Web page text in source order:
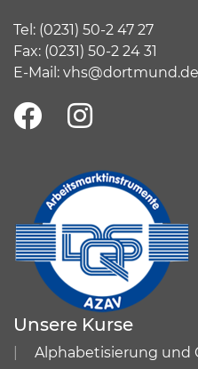
Tel: (0231) 50-2 47 27
Fax: (0231) 50-2 24 31
E-Mail: vhs@dortmund.de
Unsere Kurse
Alphabetisierung und